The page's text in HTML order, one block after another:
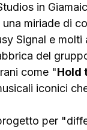
in
miriade di
Signal e
del
come "Hold
iconici
per